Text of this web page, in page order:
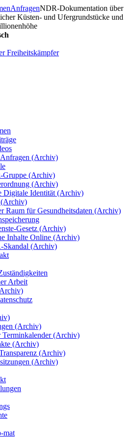
AnfragenNDR-Dokumentation über
Küsten- und Ufergrundstücke und
(Archiv)
Gruppe (Archiv)
(Archiv)
Digitale Identität (Archiv)
Raum für Gesundheitsdaten (Archiv)
Gesetz (Archiv)
Inhalte Online (Archiv)
(Archiv)
Arbeit
(Archiv)
Terminkalender (Archiv)
(Archiv)
(Archiv)
(Archiv)
mat